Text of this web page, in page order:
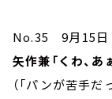
No.35 9月15日
矢作兼「くわ、あ
（「パンが苦手